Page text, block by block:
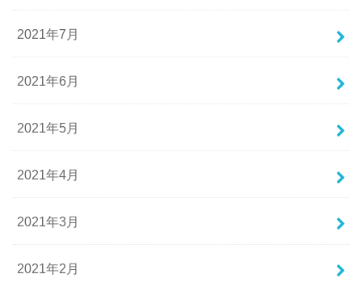
2021年7月
2021年6月
2021年5月
2021年4月
2021年3月
2021年2月